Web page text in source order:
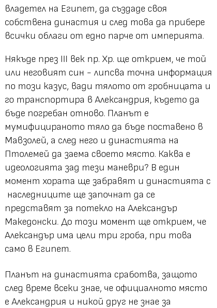
владетел на Египет, да създаде своя
собствена династия и след това да прибере
всички облаги от едно парче от империята.
Някъде през III век пр. Хр. ще открием, че той
или неговият син - липсва точна информация
по този казус, вади тялото от гробницата и
го транспортира в Александрия, където да
бъде погребан отново. Планът е
мумифицираното тяло да бъде поставено в
Мавзолей, а след него и династията на
Птолемей да заема своето място. Каква е
идеологията зад тези маневри? В един
момент хората ще забравят и династията с
наследниците ще започнат да се
представят за потекло на Александър
Македонски. До този момент ще открием, че
Александър има цели три гроба, при това
само в Египет.
Планът на династията сработва, защото
след време всеки знае, че официалното място
е Александрия и никой друг не знае за